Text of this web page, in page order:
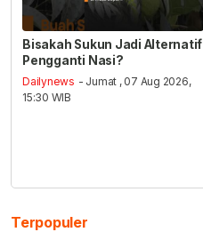
Bisakah Sukun Jadi Alternatif
Pengganti Nasi?
Dailynews - Jumat , 07 Aug 2026,
15:30 WIB
Terpopuler